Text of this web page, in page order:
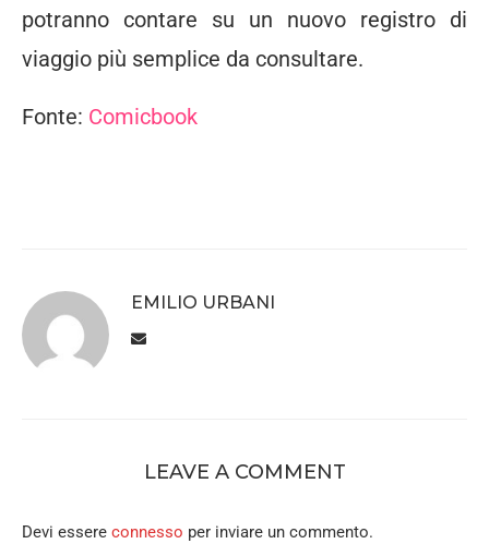
potranno contare su un nuovo registro di
viaggio più semplice da consultare.
Fonte: Comicbook
EMILIO URBANI
LEAVE A COMMENT
Devi essere connesso per inviare un commento.